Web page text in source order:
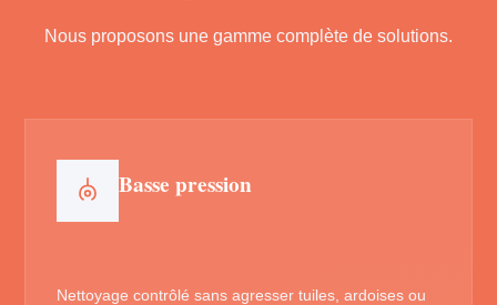
Nous proposons une gamme complète de solutions.
Basse pression
Nettoyage contrôlé sans agresser tuiles, ardoises ou